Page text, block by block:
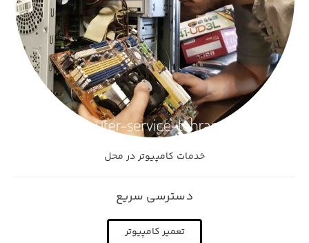
خدمات کامپیوتر در محل
دسترسی سریع
تعمیر کامپیوتر